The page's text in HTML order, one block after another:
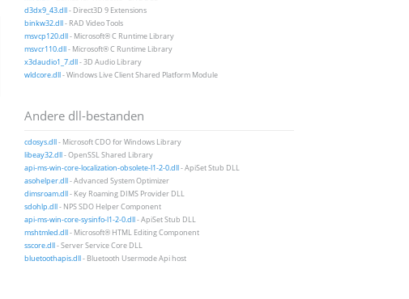
d3dx9_43.dll- Direct3D 9 Extensions
binkw32.dll- RAD Video Tools
msvcp120.dll- Microsoft® C Runtime Library
msvcr110.dll- Microsoft® C Runtime Library
x3daudio1_7.dll- 3D Audio Library
wldcore.dll- Windows Live Client Shared Platform Module
Andere dll-bestanden
cdosys.dll- Microsoft CDO for Windows Library
libeay32.dll- OpenSSL Shared Library
api-ms-win-core-localization-obsolete-l1-2-0.dll- ApiSet Stub DLL
asohelper.dll- Advanced System Optimizer
dimsroam.dll- Key Roaming DIMS Provider DLL
sdohlp.dll- NPS SDO Helper Component
api-ms-win-core-sysinfo-l1-2-0.dll- ApiSet Stub DLL
mshtmled.dll- Microsoft® HTML Editing Component
sscore.dll- Server Service Core DLL
bluetoothapis.dll- Bluetooth Usermode Api host